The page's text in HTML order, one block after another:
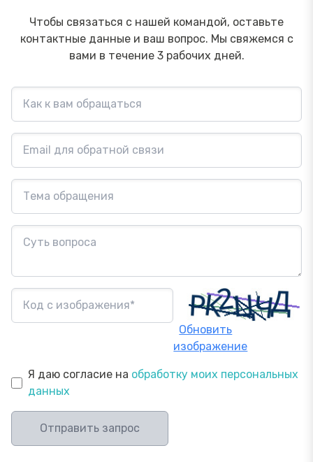
Чтобы связаться с нашей командой, оставьте
контактные данные и ваш вопрос. Мы свяжемся с
вами в течение 3 рабочих дней.
Обновить
изображение
Я даю согласие на обработку моих персональных
данных
Отправить запрос